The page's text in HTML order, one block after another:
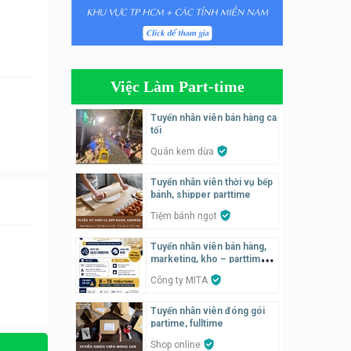
Tuyển nhân viên bán hàng
parttime
tiệm trà sữa
TRÀ SỮA THÁI LAN
hàng tiệm bánh ngọt
Tuyển nhân viên pha chế,
phục vụ bàn
SNACK BAR NHẬT
Tuyển quản lý, kế toán ca,
bếp, bếp chính lương cao
Nhà hàng Phố Men Chill
Việc Làm Part-time
Tuyển nhân viên bán hàng ca
tối
Quán kem dừa
Tuyển nhân viên thời vụ bếp
bánh, shipper parttime
Tiệm bánh ngọt
Tuyển nhân viên bán hàng,
marketing, kho – parttime,
Công ty MITA
Tuyển nhân viên đóng gói
partime, fulltime
Shop online